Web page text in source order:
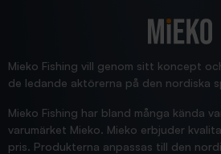
Jensa
Mieko Fishing vill genom sitt koncept
de ledande aktörerna på den nordiska
Mieko Fishing har bland många kända
varumärket Mieko. Mieko erbjuder
pris. Produkterna anpassas till den